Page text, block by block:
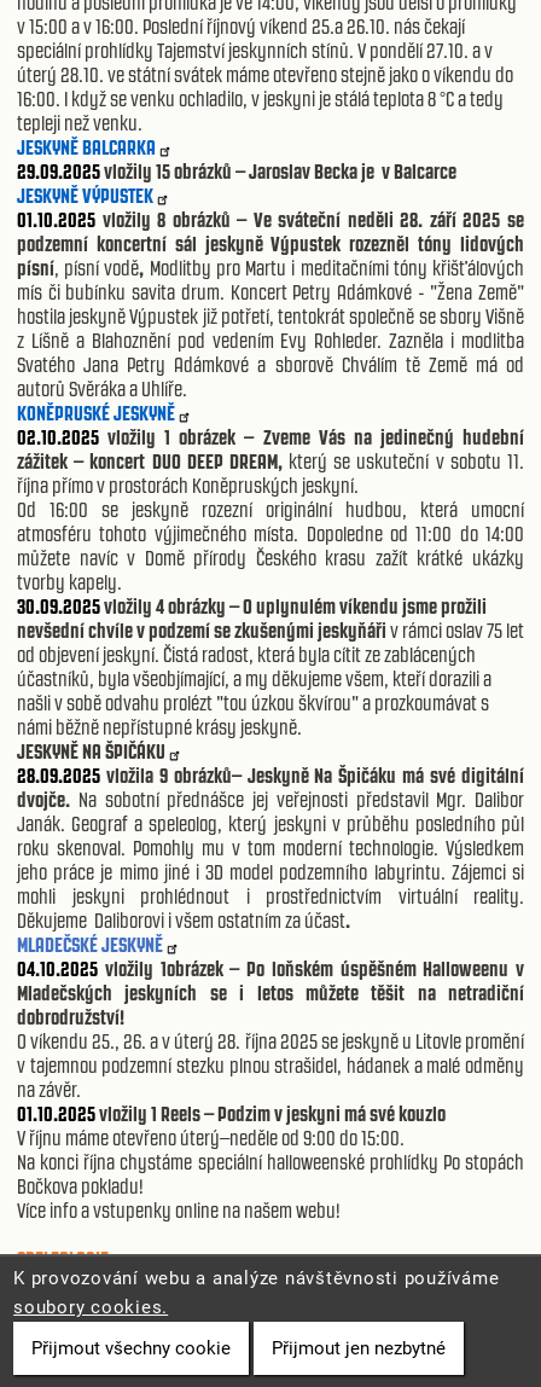
v 15:00 a v 16:00. Poslední říjnový víkend 25.a 26.10. nás čekají
speciální prohlídky Tajemství jeskynních stínů. V pondělí 27.10. a v
úterý 28.10. ve státní svátek máme otevřeno stejně jako o víkendu do
16:00. I když se venku ochladilo, v jeskyni je stálá teplota 8 °C a tedy
tepleji než venku.
JESKYNĚ BALCARKA
29.09.2025vložily 15 obrázků – Jaroslav Becka je v Balcarce
JESKYNĚ VÝPUSTEK
01.10.2025 vložily 8 obrázků – Ve sváteční neděli 28. září 2025 se
podzemní koncertní sál jeskyně Výpustek rozezněl tóny lidových
písní, písní vodě, Modlitby pro Martu i meditačními tóny křišťálových
mís či bubínku savita drum. Koncert Petry Adámkové - "Žena Země"
hostila jeskyně Výpustek již potřetí, tentokrát společně se sbory Višně
z Líšně a Blahoznění pod vedením Evy Rohleder. Zazněla i modlitba
Svatého Jana Petry Adámkové a sborově Chválím tě Země má od
autorů Svěráka a Uhlíře.
KONĚPRUSKÉ JESKYNĚ
02.10.2025vložily 1 obrázek – Zveme Vás na jedinečný hudební
zážitek – koncert DUO DEEP DREAM, který se uskuteční v sobotu 11.
října přímo v prostorách Koněpruských jeskyní.
Od 16:00 se jeskyně rozezní originální hudbou, která umocní
atmosféru tohoto výjimečného místa. Dopoledne od 11:00 do 14:00
můžete navíc v Domě přírody Českého krasu zažít krátké ukázky
tvorby kapely.
30.09.2025vložily 4 obrázky – O uplynulém víkendu jsme prožili
nevšední chvíle v podzemí se zkušenými jeskyňáři v rámci oslav 75 let
od objevení jeskyní. Čistá radost, která byla cítit ze zablácených
účastníků, byla všeobjímající, a my děkujeme všem, kteří dorazili a
našli v sobě odvahu prolézt "tou úzkou škvírou" a prozkoumávat s
námi běžně nepřístupné krásy jeskyně.
JESKYNĚ NA ŠPIČÁKU
28.09.2025 vložila 9 obrázků– Jeskyně Na Špičáku má své digitální
dvojče. Na sobotní přednášce jej veřejnosti představil Mgr. Dalibor
Janák. Geograf a speleolog, který jeskyni v průběhu posledního půl
roku skenoval. Pomohly mu v tom moderní technologie. Výsledkem
jeho práce je mimo jiné i 3D model podzemního labyrintu. Zájemci si
mohli jeskyni prohlédnout i prostřednictvím virtuální reality.
Děkujeme Daliborovi i všem ostatním za účast.
MLADEČSKÉ JESKYNĚ
04.10.2025 vložily 1obrázek – Po loňském úspěšném Halloweenu v
Mladečských jeskyních se i letos můžete těšit na netradiční
dobrodružství!
O víkendu 25., 26. a v úterý 28. října 2025 se jeskyně u Litovle promění
v tajemnou podzemní stezku plnou strašidel, hádanek a malé odměny
na závěr.
01.10.2025vložily 1 Reels – Podzim v jeskyni má své kouzlo
V říjnu máme otevřeno úterý–neděle od 9:00 do 15:00.
Na konci října chystáme speciální halloweenské prohlídky Po stopách
Bočkova pokladu!
Více info a vstupenky online na našem webu!
SPELEOLOGIE
============================================================
==========
28.09.2025 vložila 20 obrázků – V sobotu 27.9. 2025 proběhla na
pražském Výstavišti akce "Den hrdinů" s ukázkami jednotlivých
K provozování webu a analýze návštěvnosti používáme
soubory cookies.
Přijmout všechny cookie
Přijmout jen nezbytné